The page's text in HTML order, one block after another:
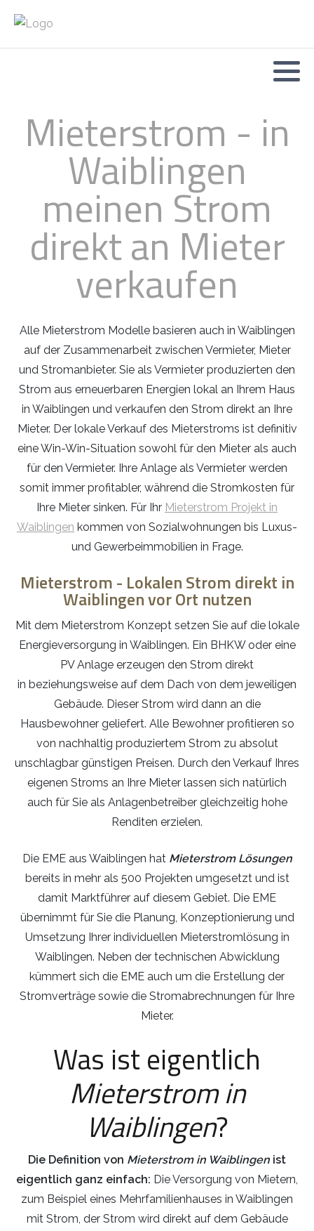
Mieterstrom - in
Waiblingen
meinen Strom
direkt an Mieter
verkaufen
Alle Mieterstrom Modelle basieren auch in Waiblingen
auf der Zusammenarbeit zwischen Vermieter, Mieter
und Stromanbieter. Sie als Vermieter produzierten den
Strom aus erneuerbaren Energien lokal an Ihrem Haus
in Waiblingen und verkaufen den Strom direkt an Ihre
Mieter. Der lokale Verkauf des Mieterstroms ist definitiv
eine Win-Win-Situation sowohl für den Mieter als auch
für den Vermieter. Ihre Anlage als Vermieter werden
somit immer profitabler, während die Stromkosten für
Ihre Mieter sinken. Für Ihr Mieterstrom Projekt in
Waiblingen kommen von Sozialwohnungen bis Luxus-
und Gewerbeimmobilien in Frage.
Mieterstrom - Lokalen Strom direkt in
Waiblingen vor Ort nutzen
Mit dem Mieterstrom Konzept setzen Sie auf die lokale
Energieversorgung in Waiblingen. Ein BHKW oder eine
PV Anlage erzeugen den Strom direkt
in beziehungsweise auf dem Dach von dem jeweiligen
Gebäude. Dieser Strom wird dann an die
Hausbewohner geliefert. Alle Bewohner profitieren so
von nachhaltig produziertem Strom zu absolut
unschlagbar günstigen Preisen. Durch den Verkauf Ihres
eigenen Stroms an Ihre Mieter lassen sich natürlich
auch für Sie als Anlagenbetreiber gleichzeitig hohe
Renditen erzielen.
Die EME aus Waiblingen hat Mieterstrom Lösungen
bereits in mehr als 500 Projekten umgesetzt und ist
damit Marktführer auf diesem Gebiet. Die EME
übernimmt für Sie die Planung, Konzeptionierung und
Umsetzung Ihrer individuellen Mieterstromlösung in
Waiblingen. Neben der technischen Abwicklung
kümmert sich die EME auch um die Erstellung der
Stromverträge sowie die Stromabrechnungen für Ihre
Mieter.
Was ist eigentlich
Mieterstrom in
Waiblingen?
Die Definition von Mieterstrom in Waiblingen ist
eigentlich ganz einfach: Die Versorgung von Mietern,
zum Beispiel eines Mehrfamilienhauses in Waiblingen
mit Strom, der Strom wird direkt auf dem Gebäude